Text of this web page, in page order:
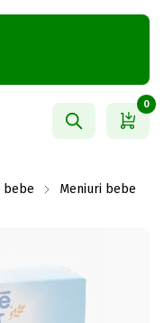
0
bebe Meniuri bebe